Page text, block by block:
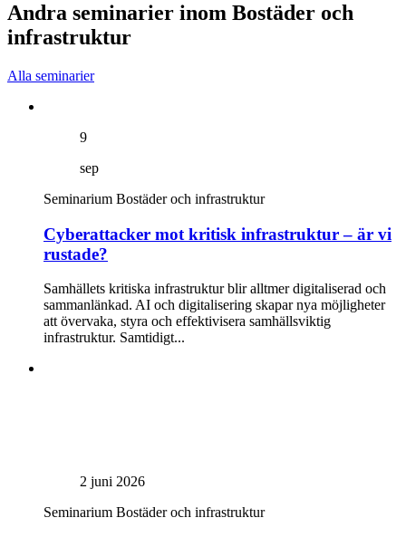
Andra seminarier inom Bostäder och
infrastruktur
Alla seminarier
9
sep
Seminarium Bostäder och infrastruktur
Cyberattacker mot kritisk infrastruktur – är vi
rustade?
Samhällets kritiska infrastruktur blir alltmer digitaliserad och
sammanlänkad. AI och digitalisering skapar nya möjligheter
att övervaka, styra och effektivisera samhällsviktig
infrastruktur. Samtidigt...
2 juni 2026
Seminarium Bostäder och infrastruktur